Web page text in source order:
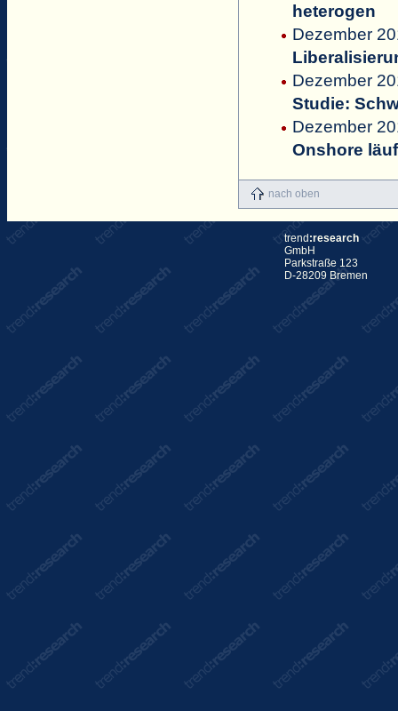
heterogen
Dezember
Dezember
Studie:
Dezember
Onshore
nach oben
trend :research
GmbH
Parkstraße 123
D-28209 Bremen